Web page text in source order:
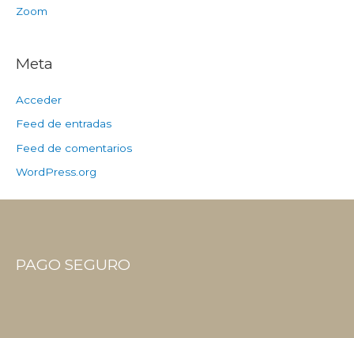
Zoom
Meta
Acceder
Feed de entradas
Feed de comentarios
WordPress.org
PAGO SEGURO